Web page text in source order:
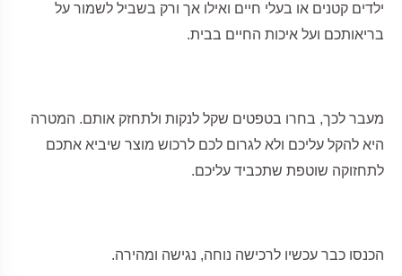
ילדים קטנים או בעלי חיים ואילו אך ורק בשביל לשמור על
בריאותכם ועל איכות החיים בבית.
מעבר לכך, בחרו בטפטים שקל לנקות ולתחזק אותם. המטרה
היא להקל עליכם ולא לגרום לכם לרכוש מוצר שיביא אתכם
לתחזוקה שוטפת שתכביד עליכם.
הכנסו כבר עכשיו לרכישה נוחה, נגישה ומהירה.